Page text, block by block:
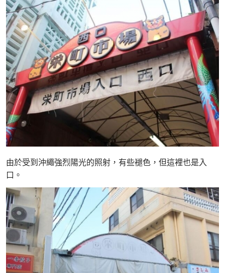
由於受到沖繩強烈陽光的照射，有些褪色，但這裡也是入
口。